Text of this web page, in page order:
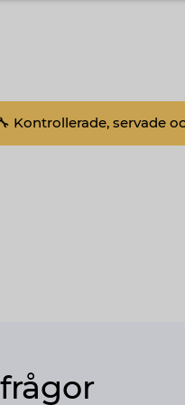
Kontrollerade, servade